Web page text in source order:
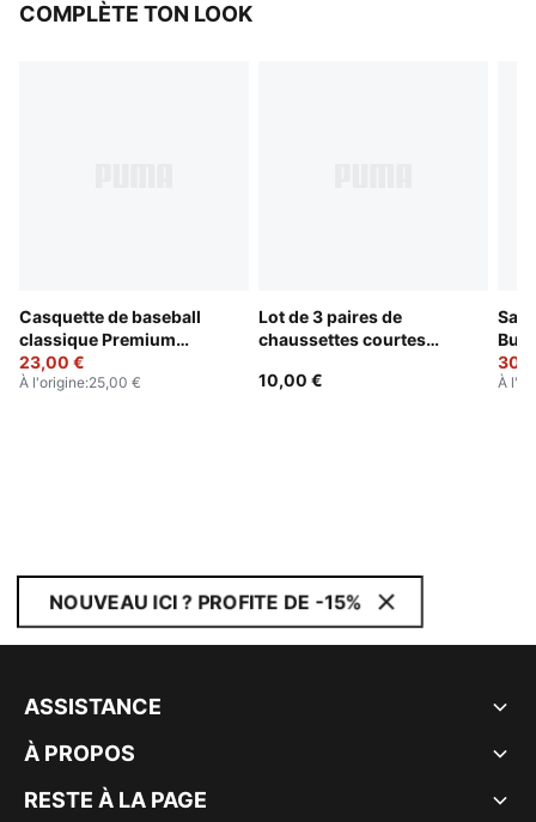
COMPLÈTE TON LOOK
Casquette de baseball
classique Premium
Essentials
23,00 €
À l'origine:25,00 €
Lot de 3 paires de
chaussettes courtes
10,00 €
Sac
À
NOUVEAU ICI ? PROFITE DE -15%
ASSISTANCE
À PROPOS
RESTE À LA PAGE